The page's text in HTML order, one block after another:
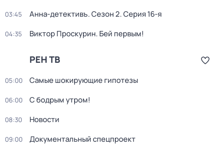
03:45 Анна-детективъ. Сезон 2. Серия 16-я
04:35 Виктор Проскурин. Бей первым!
РЕН ТВ
05:00 Самые шoкиpующие гипотезы
06:00 С бодрым утром!
08:30 Новости
09:00 Документальный спецпроект